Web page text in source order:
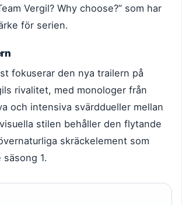
Vergil? Why choose?” som har
för serien.
fokuserar den nya trailern på
rivalitet, med monologer från
och intensiva svärddueller mellan
stilen behåller den flytande
skräckelement som
1.